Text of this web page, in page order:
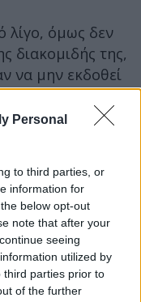
Personal
to third parties, or
information for
below opt-out
note that after your
seeing
utilized by
third parties prior to
of the further
λίγο, όμως δεν
διακομιδής της,
να μην εκδοθεί
από άκρα
ιδιωτικού
όπως είναι
της ανθρώπους
μετά τη
που πέρασε.